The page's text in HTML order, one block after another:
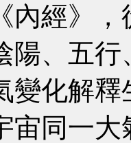
內經》
陽、五
變化解
宙同一